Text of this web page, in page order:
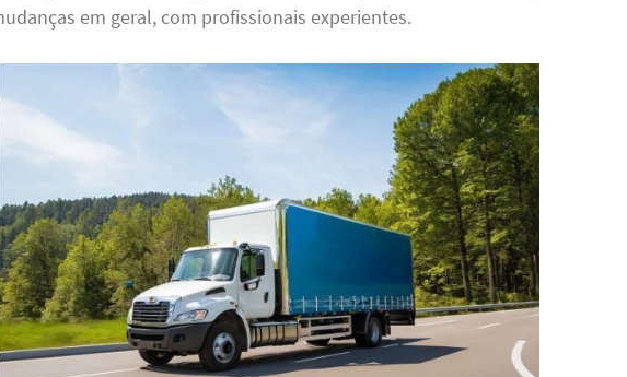
em geral, com profissionais experientes.